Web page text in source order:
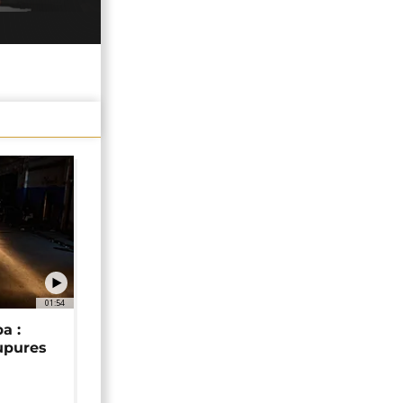
01:54
: